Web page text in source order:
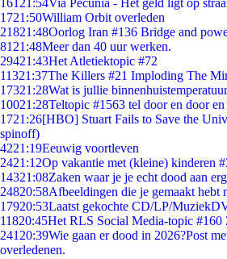
161 21:54Via Pecunia - Het geld ligt op
1721:50William Orbit overleden
21821:48Oorlog Iran #136 Bridge and
81 21:48Meer dan 40 uur werken.
29421:43Het Atletiektopic #72
11321:37The Killers #21 Imploding The
17321:28Wat is jullie
10021:28Teltopic #1563 tel door en door en
1721:26[HBO] Stuart Fails to Save the
spinoff)
4221:19Eeuwig voortleven
2421:12Op vakantie met (kleine) kinderen
14321:08Zaken waar je je echt dood aan
24820:58Afbeeldingen die je gemaakt hebt
17920:53Laatst gekochte CD/LP/
11820:45Het RLS Social Media-topic
241 20:39Wie gaan er dood in 2026?Post
overledenen.